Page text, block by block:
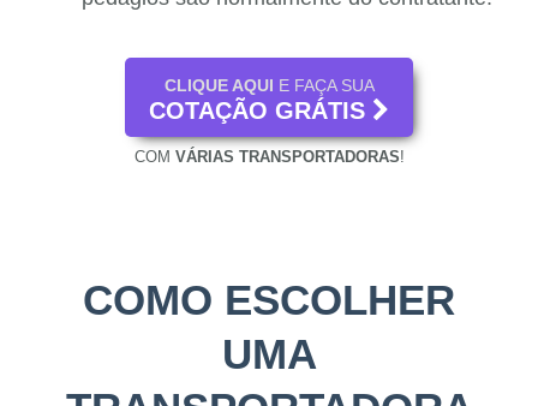
CLIQUE AQUI E FAÇA SUA
COTAÇÃO GRÁTIS
COM VÁRIAS TRANSPORTADORAS!
COMO ESCOLHER
UMA